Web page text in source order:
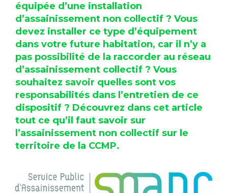
équipée d’une installation
d’assainissement non collectif ? Vous
devez installer ce type d’équipement
dans votre future habitation, car il n’y a
pas possibilité de la raccorder au réseau
d’assainissement collectif ? Vous
souhaitez savoir quelles sont vos
responsabilités dans l’entretien de ce
dispositif ? Découvrez dans cet article
tout ce qu’il faut savoir sur
l’assainissement non collectif sur le
territoire de la CCMP.